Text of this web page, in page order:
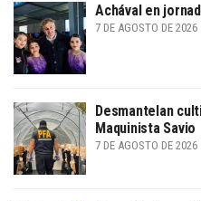
Achával en
7 DE AGOSTO DE 2026
Desmantelan
Maquinista Savio
7 DE AGOSTO DE 2026